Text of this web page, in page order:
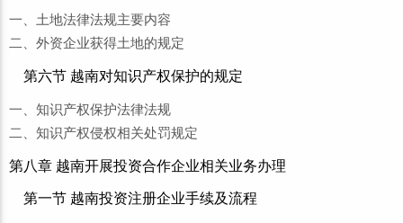
一、土地法律法规主要内容
二、外资企业获得土地的规定
第六节 越南对知识产权保护的规定
一、知识产权保护法律法规
二、知识产权侵权相关处罚规定
第八章 越南开展投资合作企业相关业务办理
第一节 越南投资注册企业手续及流程